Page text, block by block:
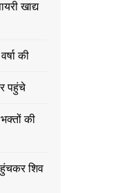
खाद्य
की
पहुंचे
की
शिव